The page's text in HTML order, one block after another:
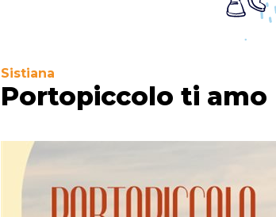
Sistiana
Portopiccolo ti amo